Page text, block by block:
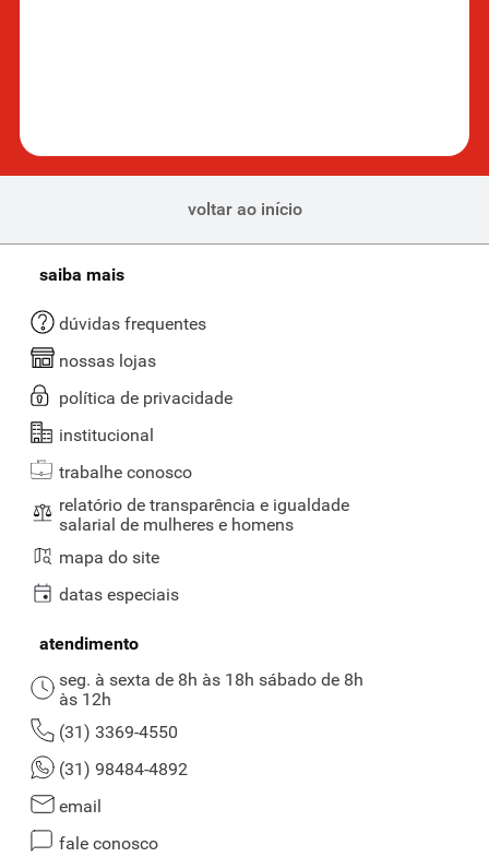
voltar ao início
saiba mais
dúvidas frequentes
nossas lojas
política de privacidade
institucional
trabalhe conosco
relatório de transparência e igualdade
salarial de mulheres e homens
mapa do site
datas especiais
atendimento
seg. à sexta de 8h às 18h sábado de 8h
às 12h
(31) 3369-4550
(31) 98484-4892
email
fale conosco